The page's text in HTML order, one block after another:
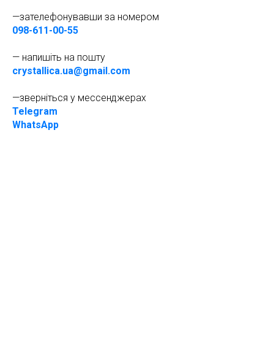
—зателефонувавши за номером
098-611-00-55
— напишіть на пошту
crystallica.ua@gmail.com
—зверніться у мессенджерах
Telegram
WhatsApp